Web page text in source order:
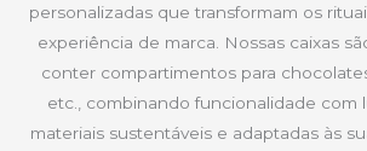
personalizadas que transformam os
experiência de marca. Nossas caixas
conter compartimentos para
etc., combinando funcionalidade com
materiais sustentáveis e adaptadas às